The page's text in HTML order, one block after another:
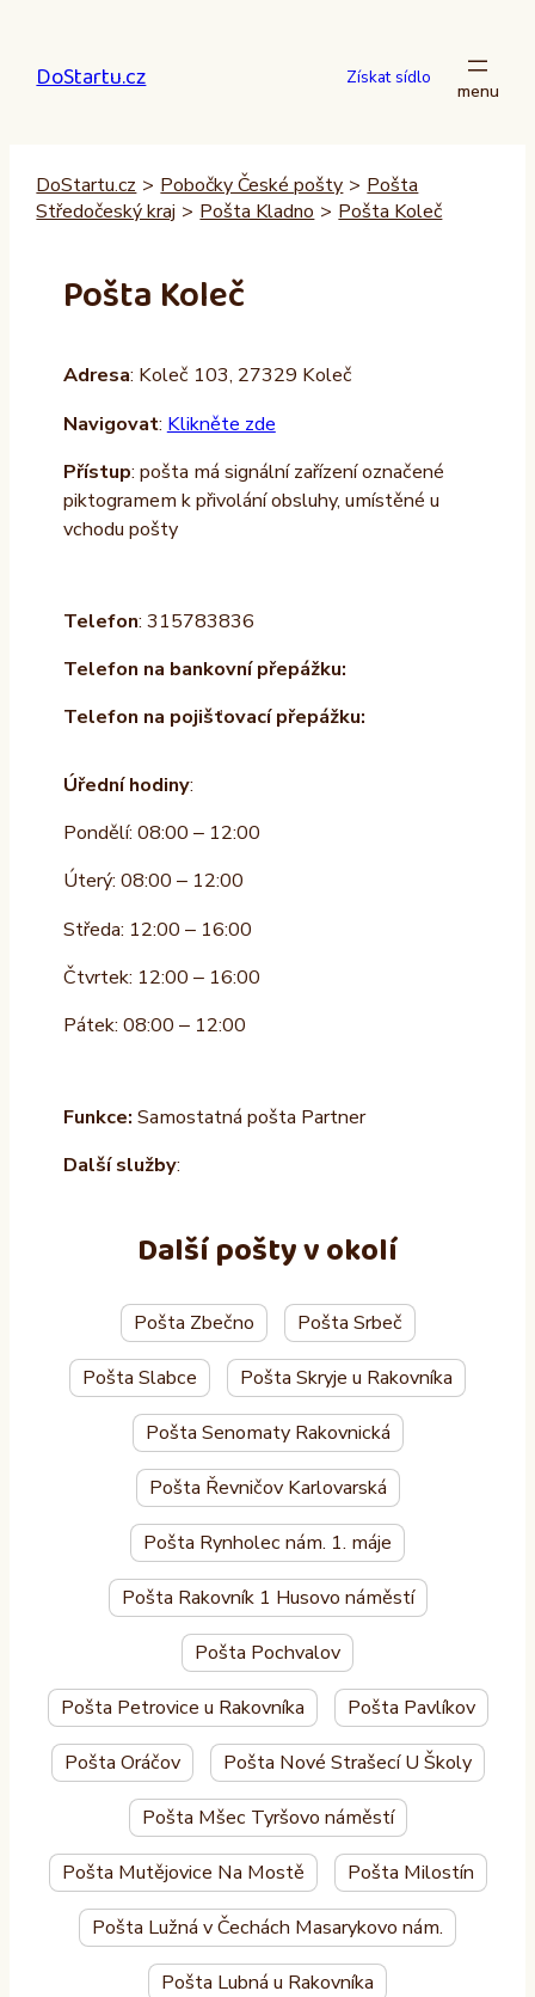
obsah
DoStartu.cz Získat sídlo
DoStartu.cz > Pobočky České pošty > Pošta
Středočeský kraj > Pošta Kladno > Pošta Koleč
Pošta Koleč
Adresa: Koleč 103, 27329 Koleč
Navigovat: Klikněte zde
Přístup: pošta má signální zařízení označené
piktogramem k přivolání obsluhy, umístěné u
vchodu pošty
Telefon: 315783836
Telefon na bankovní přepážku:
Telefon na pojišťovací přepážku:
Úřední hodiny:
Pondělí: 08:00 – 12:00
Úterý: 08:00 – 12:00
Středa: 12:00 – 16:00
Čtvrtek: 12:00 – 16:00
Pátek: 08:00 – 12:00
Funkce: Samostatná pošta Partner
Další služby:
Další pošty v okolí
Pošta Zbečno Pošta Srbeč
Pošta Slabce Pošta Skryje u Rakovníka
Pošta Senomaty Rakovnická
Pošta Řevničov Karlovarská
Pošta Rynholec nám. 1. máje
Pošta Rakovník 1 Husovo náměstí
Pošta Pochvalov
Pošta Petrovice u Rakovníka Pošta Pavlíkov
Pošta Oráčov Pošta Nové Strašecí U Školy
Pošta Mšec Tyršovo náměstí
Pošta Mutějovice Na Mostě Pošta Milostín
Pošta Lužná v Čechách Masarykovo nám.
Pošta Lubná u Rakovníka